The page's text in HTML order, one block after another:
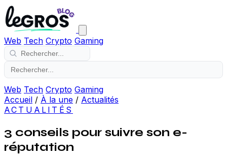
Web Tech Crypto Gaming
Web Tech Crypto Gaming
Accueil / À la une / Actualités
ACTUALITÉS
3 conseils pour suivre son e-
réputation